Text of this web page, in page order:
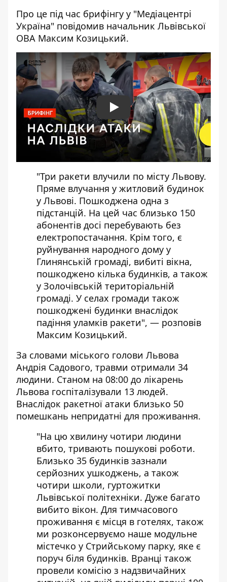
Про це під час брифінгу у "Медіацентрі
Україна" повідомив начальник Львівської
ОВА Максим Козицький.
Play
"Три ракети влучили по місту Львову.
Пряме влучання у житловий будинок
у Львові. Пошкоджена одна з
підстанцій. На цей час близько 150
абонентів досі перебувають без
електропостачання. Крім того, є
руйнування народного дому у
Глинянській громаді, вибиті вікна,
пошкоджено кілька будинків, а також
у Золочівській територіальній
громаді. У селах громади також
пошкоджені будинки внаслідок
падіння уламків ракети", — розповів
Максим Козицький.
За словами міського голови Львова
Андрія Садового, травми отримали 34
людини. Станом на 08:00 до лікарень
Львова госпіталізували 13 людей.
Внаслідок ракетної атаки близько 50
помешкань непридатні для проживання.
"На цю хвилину чотири людини
вбито, тривають пошукові роботи.
Близько 35 будинків зазнали
серйозних ушкоджень, а також
чотири школи, гуртожитки
Львівської політехніки. Дуже багато
вибито вікон. Для тимчасового
проживання є місця в готелях, також
ми розконсервуємо наше модульне
містечко у Стрийському парку, яке є
поруч біля будинків. Вранці також
провели комісію з надзвичайних